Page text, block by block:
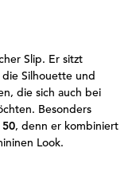
Slip. Er sitzt
Silhouette und
die sich auch bei
Besonders
, denn er kombiniert
Look.